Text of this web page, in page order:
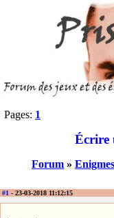
Pages: 1
Écrire
Forum »
#1 - 23-03-2018 11:12:15